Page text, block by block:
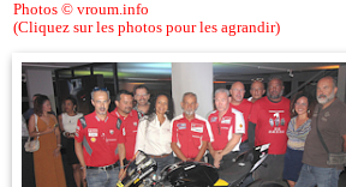
Photos © vroum.info
(Cliquez sur les photos pour les agrandir)